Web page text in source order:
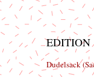
EDITION
Dudelsack